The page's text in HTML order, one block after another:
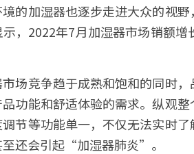
的加湿器也逐步走进大众的视
，2022年7月加湿器市场销额
场竞争趋于成熟和饱和的同时
功能和舒适体验的需求。纵观
节等功能单一，不仅无法实时
至还会引起“加湿器肺炎”。